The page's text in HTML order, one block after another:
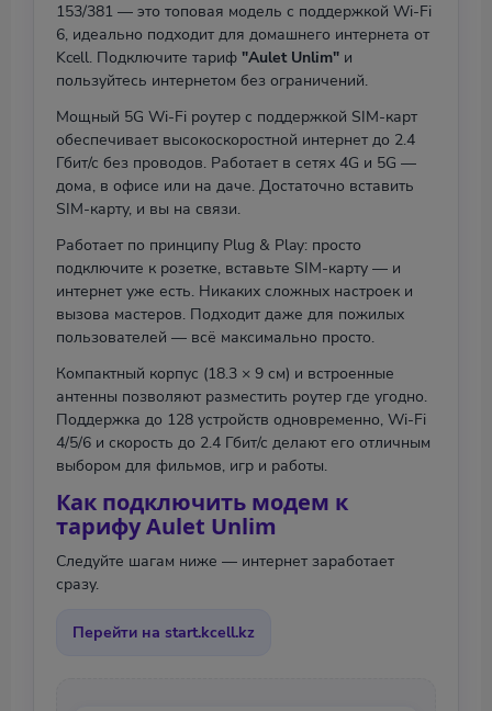
153/381 — это топовая модель с поддержкой Wi-Fi
6, идеально подходит для домашнего интернета от
Kcell. Подключите тариф "Aulet Unlim" и
пользуйтесь интернетом без ограничений.
Мощный 5G Wi-Fi роутер с поддержкой SIM-карт
обеспечивает высокоскоростной интернет до 2.4
Гбит/с без проводов. Работает в сетях 4G и 5G —
дома, в офисе или на даче. Достаточно вставить
SIM-карту, и вы на связи.
Работает по принципу Plug & Play: просто
подключите к розетке, вставьте SIM-карту — и
интернет уже есть. Никаких сложных настроек и
вызова мастеров. Подходит даже для пожилых
пользователей — всё максимально просто.
Компактный корпус (18.3 × 9 см) и встроенные
антенны позволяют разместить роутер где угодно.
Поддержка до 128 устройств одновременно, Wi-Fi
4/5/6 и скорость до 2.4 Гбит/с делают его отличным
выбором для фильмов, игр и работы.
Как подключить модем к
тарифу Aulet Unlim
Следуйте шагам ниже — интернет заработает
сразу.
Перейти на start.kcell.kz